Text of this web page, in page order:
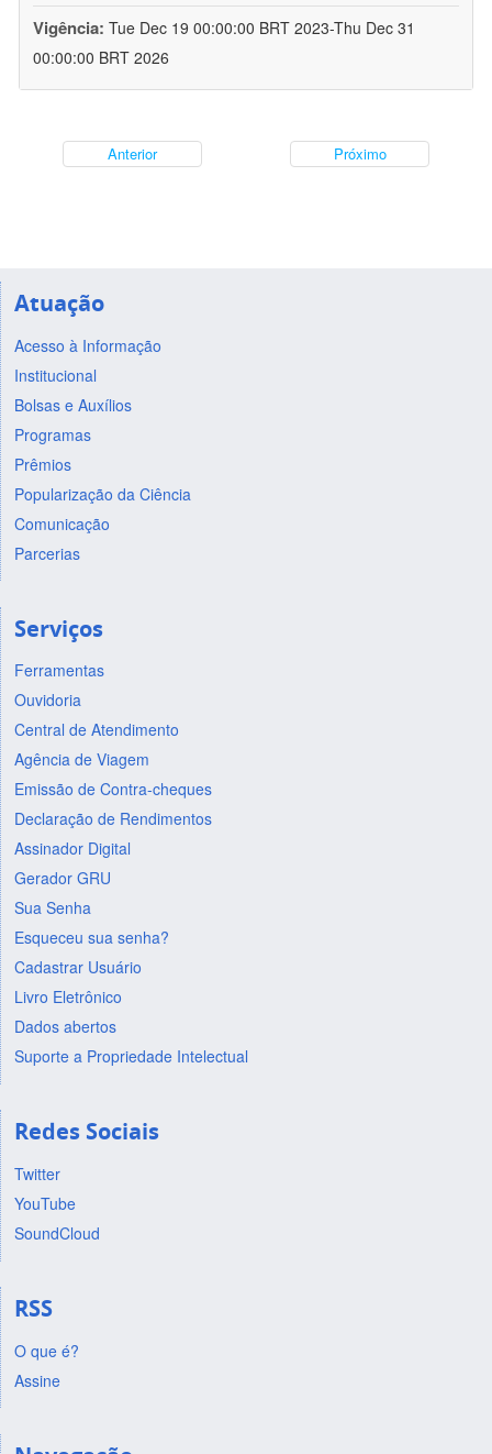
Vigência: Tue Dec 19 00:00:00 BRT 2023-Thu Dec 31
00:00:00 BRT 2026
Anterior Próximo
Atuação
Acesso à Informação
Institucional
Bolsas e Auxílios
Programas
Prêmios
Popularização da Ciência
Comunicação
Parcerias
Serviços
Ferramentas
Ouvidoria
Central de Atendimento
Agência de Viagem
Emissão de Contra-cheques
Declaração de Rendimentos
Assinador Digital
Gerador GRU
Sua Senha
Esqueceu sua senha?
Cadastrar Usuário
Livro Eletrônico
Dados abertos
Suporte a Propriedade Intelectual
Redes Sociais
Twitter
YouTube
SoundCloud
RSS
O que é?
Assine